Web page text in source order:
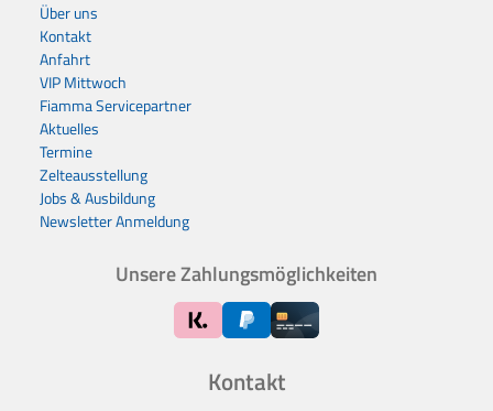
Über uns
Kontakt
Anfahrt
VIP Mittwoch
Fiamma Servicepartner
Aktuelles
Termine
Zelteausstellung
Jobs & Ausbildung
Newsletter Anmeldung
Kontakt
Unsere Zahlungsmöglichkeiten